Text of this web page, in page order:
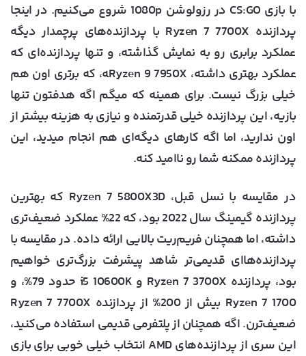
با بازی CS:GO در رزولوشن 1080p شروع می‌کنیم. در اینجا
پردازنده Ryzen 7 7700X با پردازنده‌های پرچمدار دیگه
عملکرد برابری رو به نمایش گذاشته، و تنها پردازنده‌ای که
عملکرد بهتری داشته، Ryzen 9 7950X‍ه، که برتری اون هم
خیلی بزرگ نیست. برای همینه که میگم اگه هدفتون تنها
بازیه، این پردازنده خیلی قدرتمنده و نیازی به هزینه بیشتر از
اون ندارید، اما اگه کارهای دیگه‌ای هم انجام میدید، این
پردازنده ممکنه شما رو ناامید کنه.
در مقایسه با نسل قبل، Ryzen 7 5800X3D که بهترین
پردازنده گیمینگ سال 2022 بود، که 22% عملکرد ضعیف‌تری
داشته، اما همچنان فریم‌ریت بالایی ارائه داده. در مقایسه با
پردازنده‌هاای قدیمی‌تر شاهد پیشرفت بزرگ‌تری خواهیم
بود، پردازنده Ryzen 7 3700X و i5 10600K حدود 79%، و
Ryzen 7 1700 بیش از 200% از پردازنده Ryzen 7 7700X
ضعیف‌ترن. اگه همچنان از پلتفرمی قدیمی استفاده می‌کنید،
این سری از پردازنده‌های AMD انتخاب خیلی خوبی برای بازی